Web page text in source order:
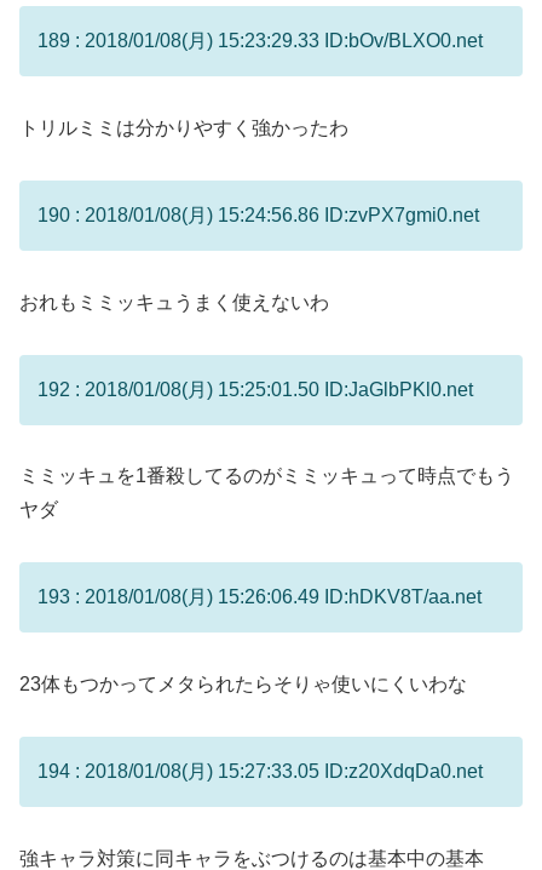
189 : 2018/01/08(月) 15:23:29.33 ID:bOv/BLXO0.net
トリルミミは分かりやすく強かったわ
190 : 2018/01/08(月) 15:24:56.86 ID:zvPX7gmi0.net
おれもミミッキュうまく使えないわ
192 : 2018/01/08(月) 15:25:01.50 ID:JaGlbPKl0.net
ミミッキュを1番殺してるのがミミッキュって時点でもう
ヤダ
193 : 2018/01/08(月) 15:26:06.49 ID:hDKV8T/aa.net
23体もつかってメタられたらそりゃ使いにくいわな
194 : 2018/01/08(月) 15:27:33.05 ID:z20XdqDa0.net
強キャラ対策に同キャラをぶつけるのは基本中の基本